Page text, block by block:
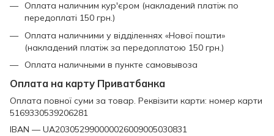
Оплата наличним кур'єром (накладений платіж по
передоплаті 150 грн.)
Оплата наличними у відділеннях «Нової пошти»
(накладений платіж за передоплатою 150 грн.)
Оплата наличными в пункте самовывоза
Оплата на карту Приватбанка
Оплата повної суми за товар. Реквізити карти: номер карти
5169330539206281
IBAN — UA203052990000026009005030831